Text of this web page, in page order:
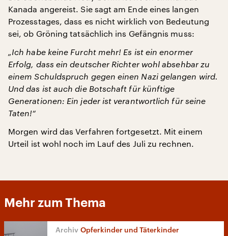
Kanada angereist. Sie sagt am Ende eines langen
Prozesstages, dass es nicht wirklich von Bedeutung
sei, ob Gröning tatsächlich ins Gefängnis muss:
„Ich habe keine Furcht mehr! Es ist ein enormer
Erfolg, dass ein deutscher Richter wohl absehbar zu
einem Schuldspruch gegen einen Nazi gelangen wird.
Und das ist auch die Botschaft für künftige
Generationen: Ein jeder ist verantwortlich für seine
Taten!“
Morgen wird das Verfahren fortgesetzt. Mit einem
Urteil ist wohl noch im Lauf des Juli zu rechnen.
Mehr zum Thema
Opferkinder und Täterkinder